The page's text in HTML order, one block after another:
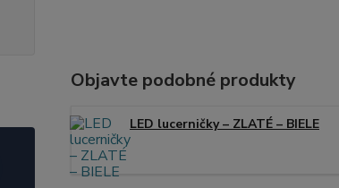
Objavte podobné produkty
LED lucerničky – ZLATÉ – BIELE